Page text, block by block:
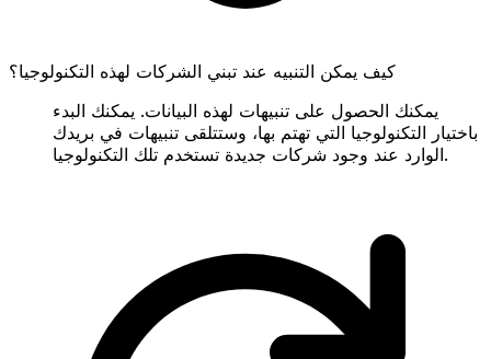
كيف يمكن التنبيه عند تبني الشركات لهذه التكنولوجيا؟
يمكنك الحصول على تنبيهات لهذه البيانات. يمكنك البدء
باختيار التكنولوجيا التي تهتم بها، وستتلقى تنبيهات في بريدك
الوارد عند وجود شركات جديدة تستخدم تلك التكنولوجيا.